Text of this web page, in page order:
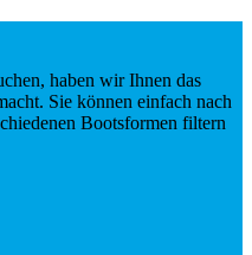
haben wir Ihnen das
Sie können einfach nach
Bootsformen filtern